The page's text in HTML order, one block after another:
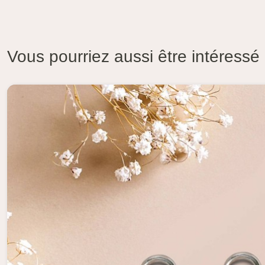
Vous pourriez aussi être intéressé